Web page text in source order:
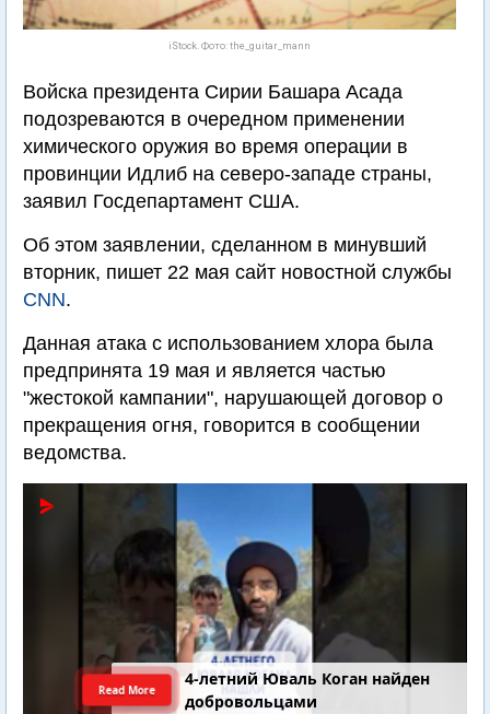
iStock. Фото: the_guitar_mann
Войска президента Сирии Башара Асада
подозреваются в очередном применении
химического оружия во время операции в
провинции Идлиб на северо-западе страны,
заявил Госдепартамент США.
Об этом заявлении, сделанном в минувший
вторник, пишет 22 мая сайт новостной службы
CNN.
Данная атака с использованием хлора была
предпринята 19 мая и является частью
"жестокой кампании", нарушающей договор о
прекращения огня, говорится в сообщении
ведомства.
4-летний Юваль Коган найден
добровольцами
Read More